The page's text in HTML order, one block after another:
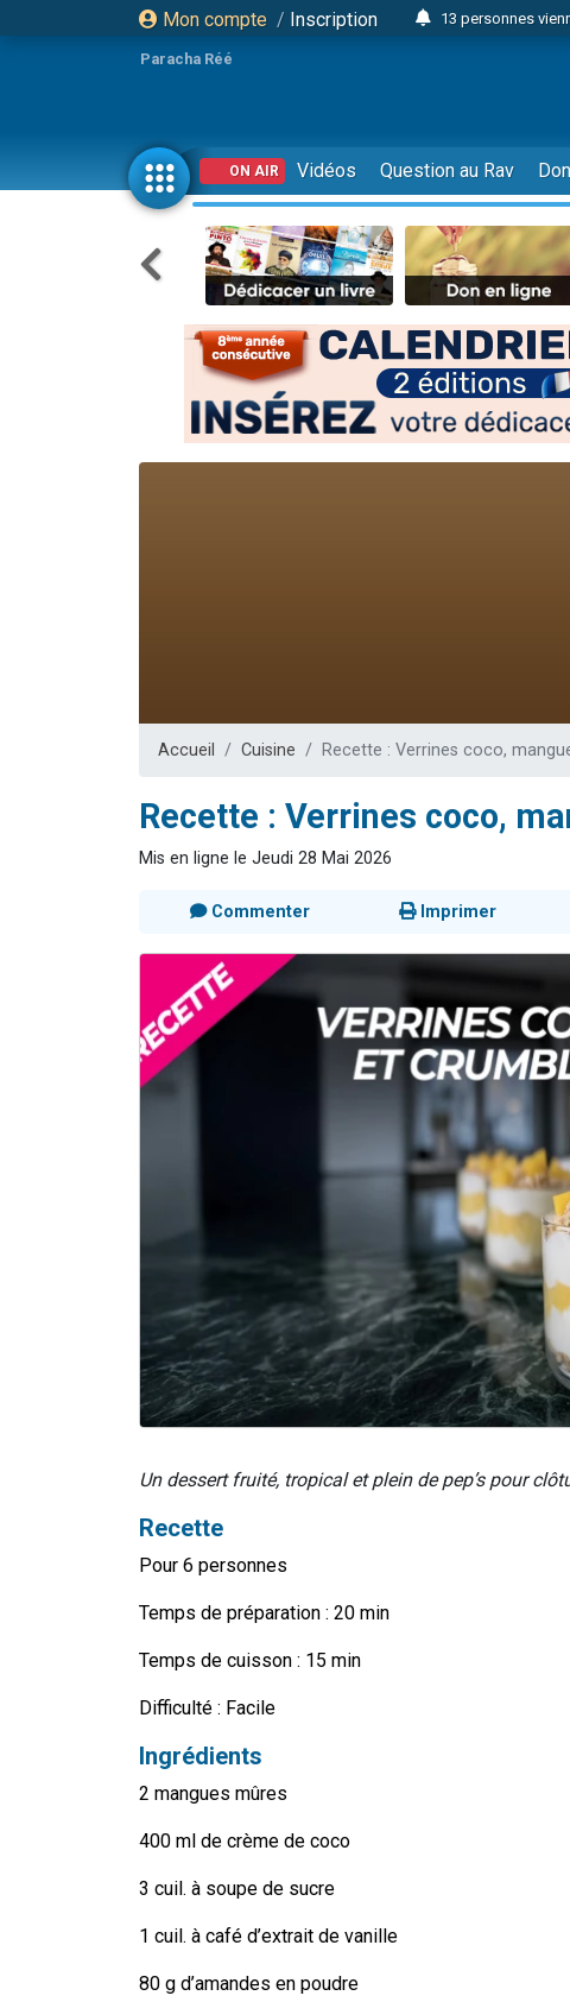
Mon compte / Inscription
13 personnes
12 nouvelles
30
3 personnes
2 personnes
3 personnes
2 nouvelles
8 personnes
4 personnes
Nouvelle émission
61 personnes
Il reste 49
2 personnes
10 personnes
Paracha Réé
ON AIR Vidéos Question au Rav
Accueil Cuisine Recette : Verrines coco,
Recette : Verrines coco,
Mis en ligne le Jeudi 28 Mai 2026
Commenter Imprimer
Un dessert fruité, tropical et plein de pep’s pour
Recette
Pour 6 personnes
Temps de préparation : 20 min
Temps de cuisson : 15 min
Difficulté : Facile
Ingrédients
2 mangues mûres
400 ml de crème de coco
3 cuil. à soupe de sucre
1 cuil. à café d’extrait de vanille
80 g d’amandes en poudre